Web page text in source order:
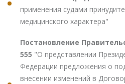
применения судами
медицинского характера"
Постановление
555 "О представлении
Федерации предложения о
внесении изменений в